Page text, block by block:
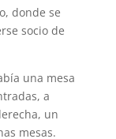
donde se
socio de
una mesa
a
un
mesas.